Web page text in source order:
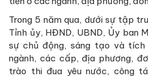
Trong 5 năm qua, dưới sự tập
Tỉnh ủy, HĐND, UBND, Ủy ban
sự chủ động, sáng tạo và
ngành, các cấp, địa phương,
trào thi đua yêu nước, công